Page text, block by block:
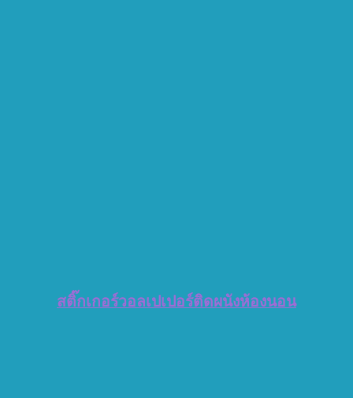
สติ๊กเกอร์วอลเปเปอร์ติดผนังห้องนอน